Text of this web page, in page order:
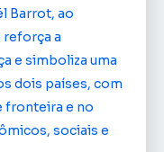
Barrot, ao
reforça a
e simboliza uma
dois países, com
fronteira e no
sociais e